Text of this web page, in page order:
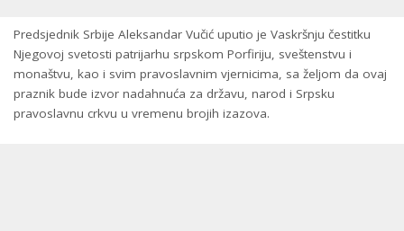
Predsjednik Srbije Aleksandar Vučić uputio je Vaskršnju čestitku
Njegovoj svetosti patrijarhu srpskom Porfiriju, sveštenstvu i
monaštvu, kao i svim pravoslavnim vjernicima, sa željom da ovaj
praznik bude izvor nadahnuća za državu, narod i Srpsku
pravoslavnu crkvu u vremenu brojih izazova.